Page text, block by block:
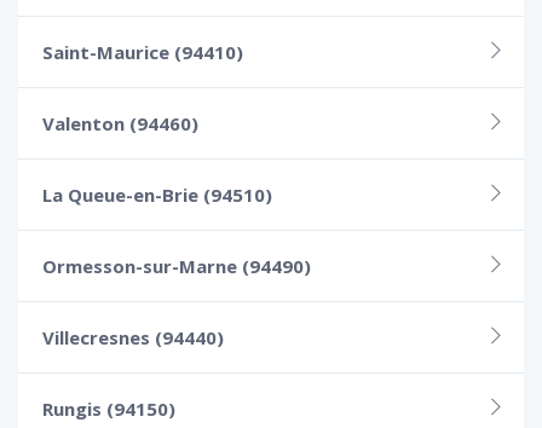
Saint-Maurice (94410)
Valenton (94460)
La Queue-en-Brie (94510)
Ormesson-sur-Marne (94490)
Villecresnes (94440)
Rungis (94150)